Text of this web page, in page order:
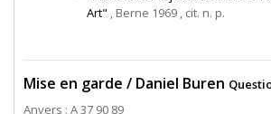
Art" , Berne 1969 , cit. n. p.
Mise en garde / Daniel Buren
Anvers : A 37 90 89